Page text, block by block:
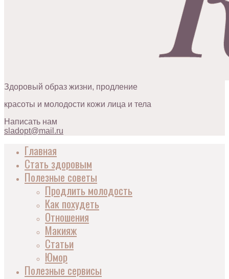
Здоровый образ жизни, продление
красоты и молодости кожи лица и тела
Написать нам
sladopt@mail.ru
Главная
Стать здоровым
Полезные советы
Продлить молодость
Как похудеть
Отношения
Макияж
Статьи
Юмор
Полезные сервисы